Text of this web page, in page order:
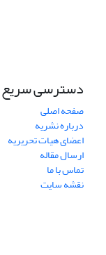
دسترسی سریع
صفحه اصلی
درباره نشریه
اعضای هیات تحریریه
ارسال مقاله
تماس با ما
نقشه سایت